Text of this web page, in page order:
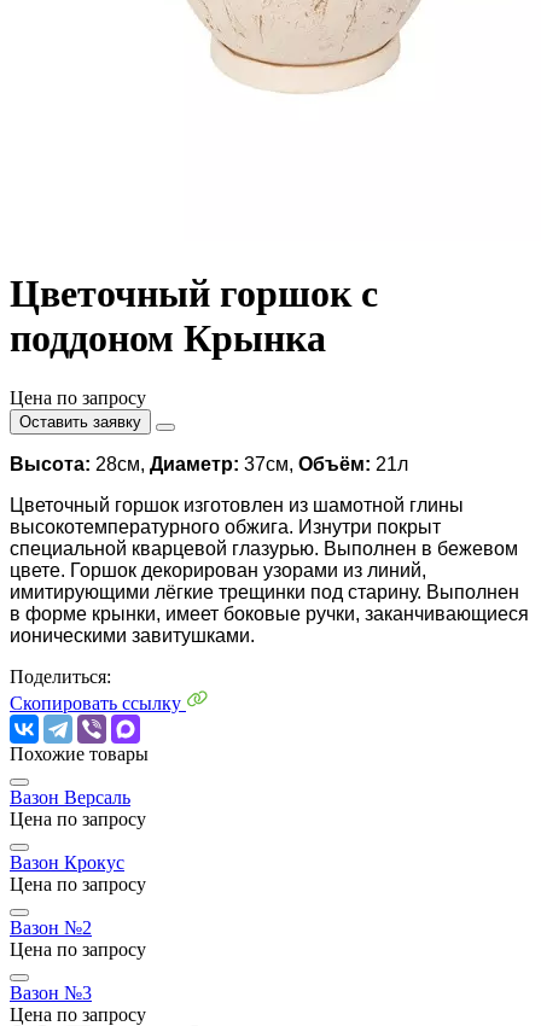
Цветочный горшок с
поддоном Крынка
Цена по запросу
Оставить заявку
Высота: 28см, Диаметр: 37см, Объём: 21л
Цветочный горшок изготовлен из шамотной глины
высокотемпературного обжига. Изнутри покрыт
специальной кварцевой глазурью. Выполнен в бежевом
цвете. Горшок декорирован узорами из линий,
имитирующими лёгкие трещинки под старину. Выполнен
в форме крынки, имеет боковые ручки, заканчивающиеся
ионическими завитушками.
Поделиться:
Скопировать ссылку
Похожие товары
Вазон Версаль
Цена по запросу
Вазон Крокус
Цена по запросу
Вазон №2
Цена по запросу
Вазон №3
Цена по запросу